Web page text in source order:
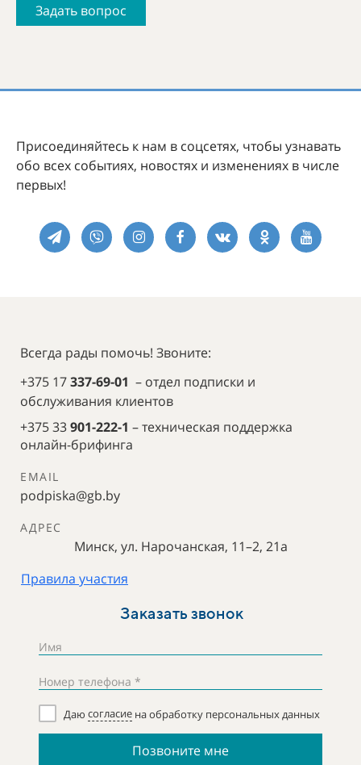
Задать вопрос
Присоединяйтесь к нам в соцсетях, чтобы узнавать
обо всех событиях, новостях и изменениях в числе
первых!
Всегда рады помочь! Звоните:
+375 17337-69-01 – отдел подписки и
обслуживания клиентов
+375 33901-222-1 –техническая поддержка
онлайн-брифинга
EMAIL
podpiska@gb.by
АДРЕС
Минск, ул. Нарочанская, 11–2, 21а
Правила участия
Заказать звонок
Имя
Номер телефона *
Даю согласиена обработку персональных данных
Позвоните мне